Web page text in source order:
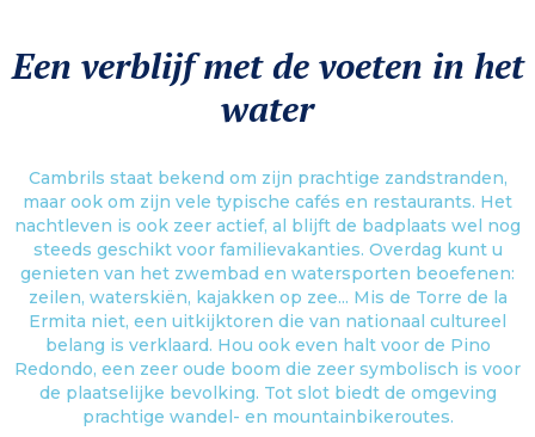
Een verblijf met de voeten in het
water
Cambrils staat bekend om zijn prachtige zandstranden,
maar ook om zijn vele typische cafés en restaurants. Het
nachtleven is ook zeer actief, al blijft de badplaats wel nog
steeds geschikt voor familievakanties. Overdag kunt u
genieten van het zwembad en watersporten beoefenen:
zeilen, waterskiën, kajakken op zee... Mis de Torre de la
Ermita niet, een uitkijktoren die van nationaal cultureel
belang is verklaard. Hou ook even halt voor de Pino
Redondo, een zeer oude boom die zeer symbolisch is voor
de plaatselijke bevolking. Tot slot biedt de omgeving
prachtige wandel- en mountainbikeroutes.